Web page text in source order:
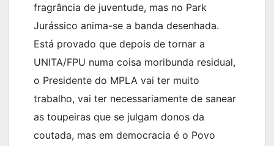
fragrância de juventude, mas no Park
Jurássico anima-se a banda desenhada.
Está provado que depois de tornar a
UNITA/FPU numa coisa moribunda residual,
o Presidente do MPLA vai ter muito
trabalho, vai ter necessariamente de sanear
as toupeiras que se julgam donos da
coutada, mas em democracia é o Povo